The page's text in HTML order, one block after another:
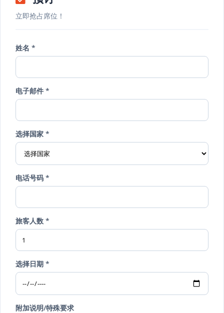
立即抢占席位！
姓名 *
电子邮件 *
选择国家 *
电话号码 *
旅客人数 *
选择日期 *
附加说明/特殊要求